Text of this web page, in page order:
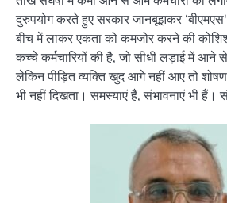
दुरुपयोग करते हुए सरकार जानबूझकर
बीच में लाकर एकता को कमजोर करने की
कच्चे कर्मचारियों की है, जो सीधी लड़ाई में
लेकिन पीड़ित व्यक्ति खुद आगे नहीं आए तो शोषण
भी नहीं दिखता। समस्याएं हैं, संभावनाएं भी